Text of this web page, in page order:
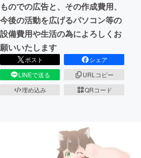
ものでの広告と、その作成費用、
今後の活動を広げるパソコン等の
設備費用や生活の為によろしくお
願いいたします
ポスト
シェア
LINEで送る
URLコピー
埋め込み
QRコード